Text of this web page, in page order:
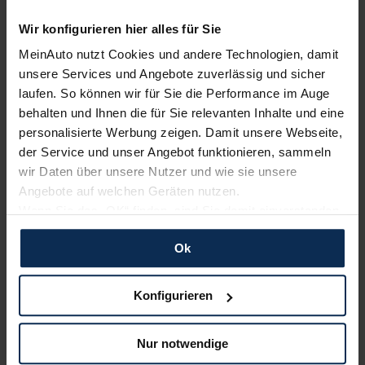
Wir konfigurieren hier alles für Sie
MeinAuto nutzt Cookies und andere Technologien, damit
unsere Services und Angebote zuverlässig und sicher
laufen. So können wir für Sie die Performance im Auge
behalten und Ihnen die für Sie relevanten Inhalte und eine
personalisierte Werbung zeigen. Damit unsere Webseite,
der Service und unser Angebot funktionieren, sammeln
wir Daten über unsere Nutzer und wie sie unsere
Angebote auf welchen Geräten nutzen.
und erlauben uns Cookies für unseren Service zu
verwenden und diese Daten an Dritte weiterzugeben,
etwa an unsere Marketingpartner. Falls Sie dem nicht
zustimmen möchten, beschränken wir uns auf die
dann nicht auf Sie zuschneiden und Sie somit nicht
perfekt auf dem Weg zu Ihrem Neuwagen unterstützen.
Ok
Konfigurieren
Nur notwendige
Nissan BYD